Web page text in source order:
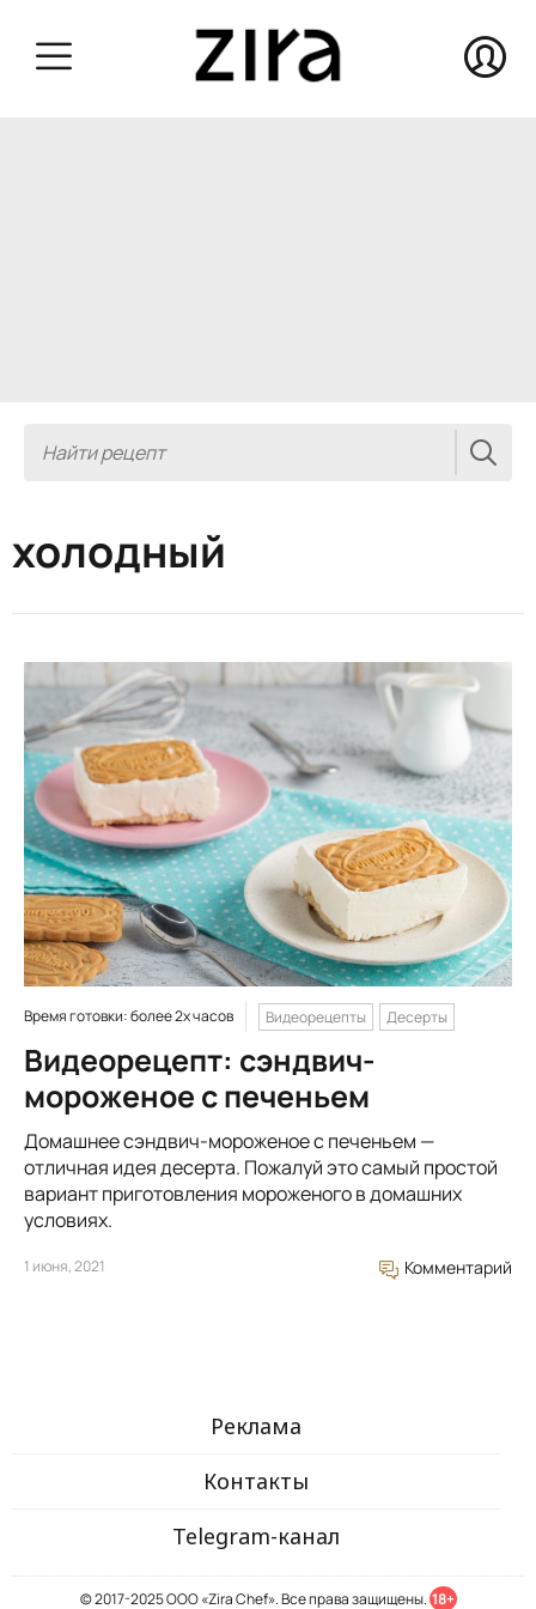
холодный
Время готовки: более 2х часов Видеорецепты Десерты
Видеорецепт: сэндвич-
мороженое с печеньем
Домашнее сэндвич-мороженое с печеньем —
отличная идея десерта. Пожалуй это самый простой
вариант приготовления мороженого в домашних
условиях.
1 июня, 2021 Комментарий
Реклама
Контакты
Telegram-канал
© 2017-2025 ООО «Zira Chef». Все права защищены. 18+